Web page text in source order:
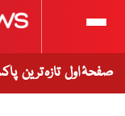
صفحۂ اول تازہ ترین